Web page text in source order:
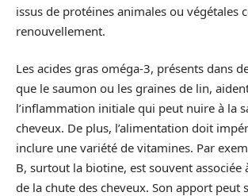
issus de protéines animales ou végétales
renouvellement.
Les acides gras oméga-3, présents dans
que le saumon ou les graines de lin,
l’inflammation initiale qui peut nuire à la
cheveux. De plus, l’alimentation doit
inclure une variété de vitamines. Par
B, surtout la biotine, est souvent associée
de la chute des cheveux. Son apport peut